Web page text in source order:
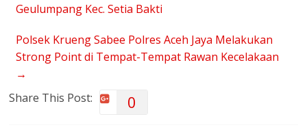
Geulumpang Kec. Setia Bakti
Polsek Krueng Sabee Polres Aceh Jaya Melakukan
Strong Point di Tempat-Tempat Rawan Kecelakaan
→
Share This Post:
0